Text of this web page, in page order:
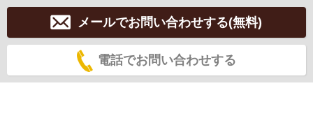
メールでお問い合わせする(無料)
電話でお問い合わせする